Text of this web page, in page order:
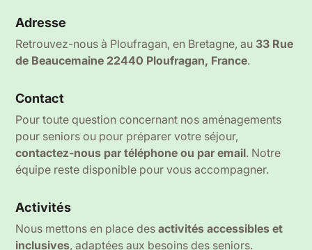
Adresse
Retrouvez-nous à Ploufragan, en Bretagne, au 33 Rue
de Beaucemaine 22440 Ploufragan, France.
Contact
Pour toute question concernant nos aménagements
pour seniors ou pour préparer votre séjour,
contactez-nous par téléphone ou par email. Notre
équipe reste disponible pour vous accompagner.
Activités
Nous mettons en place desactivités accessibles et
inclusives, adaptées aux besoins des seniors.